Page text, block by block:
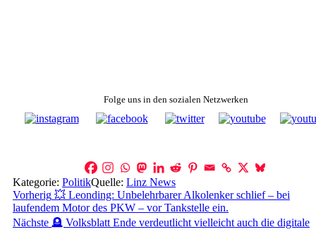
Folge uns in den sozialen Netzwerken
Kategorie: PolitikQuelle: Linz News
Beitragsnavigation
Vorherig 💥 Leonding: Unbelehrbarer Alkolenker schlief – bei
laufendem Motor des PKW – vor Tankstelle ein.
Nächste 🪦 Volksblatt Ende verdeutlicht vielleicht auch die digitale